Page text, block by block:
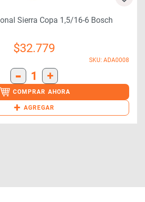
Sierra Copa 1,5/16-6 Bosch
$32.779
SKU: ADA0008
- 1 +
COMPRAR AHORA
+ AGREGAR